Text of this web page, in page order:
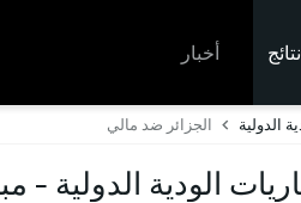
نتائج أخبار
الدولية الجزائر ضد مالي
الودية الدولية -